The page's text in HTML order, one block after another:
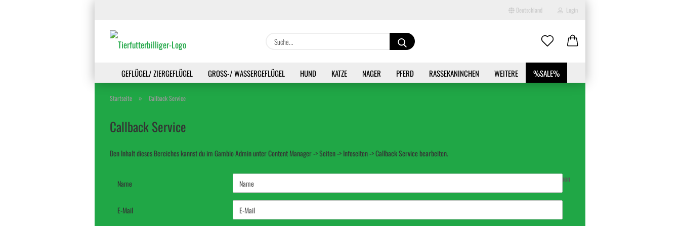
Deutschland
Lieferland
Login
Konto erstellen
Suche...
GEFLÜGEL/ ZIERGEFLÜGEL GROSS-/ WASSERGEFLÜGEL HUND KATZE NAGER PFERD RASSEKANINCHEN %SALE%
WEITERE
Startseite » Callback Service
Callback Service
Den Inhalt dieses Bereiches kannst du im Gambio Admin unter Content Manager -> Seiten -> Infoseiten -> Callback Service bearbeiten.
SERVICE
* notwendige Angaben
Name
E-Mail